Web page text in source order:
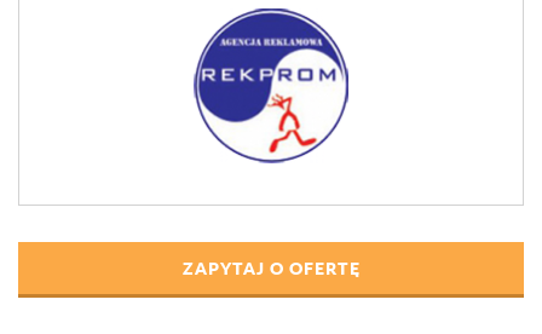
ZAPYTAJ O OFERTĘ